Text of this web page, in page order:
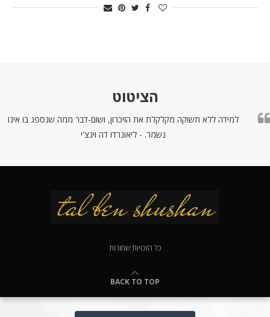
הציטוט
למידה ללא תשוקה מקלקלת את הזיכרון, ושום-דבר ממה שנספג בו אינו
נשמר. - ליאונרדו דה וינצ'י
כל הזכויות שמורות
BACK TO TOP